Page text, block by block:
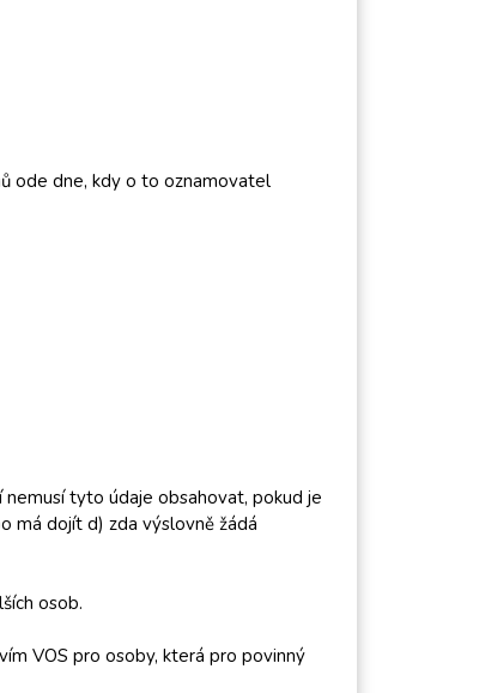
ode dne, kdy o to oznamovatel
tyto údaje obsahovat, pokud je
má dojít d) zda výslovně žádá
osob.
VOS pro osoby, která pro povinný